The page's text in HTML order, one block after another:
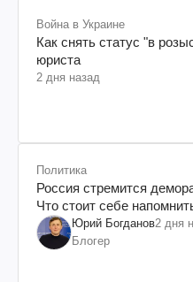
Война в Украине
Как снять статус "в
юриста
2 дня назад
Политика
Россия стремится
Что стоит себе
Юрий Богданов2 дня
Блогер